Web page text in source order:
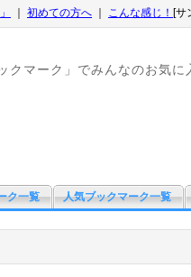
初めての方へ こんな感じ！ [サ
マーク」でみんなのお気に
ク一覧 人気ブックマーク一覧